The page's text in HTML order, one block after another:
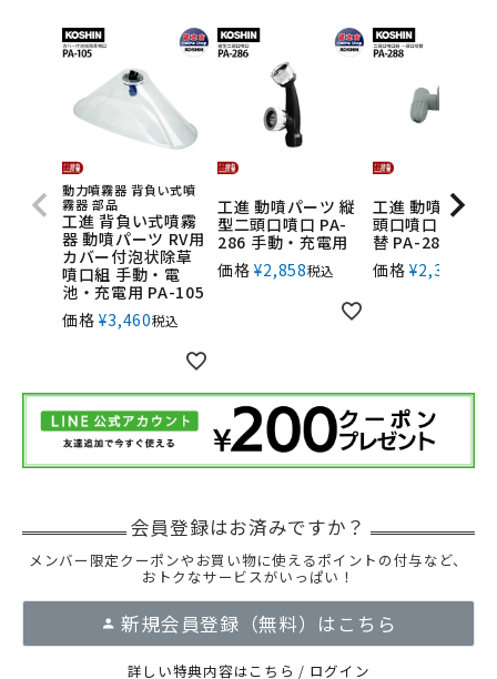
動力噴霧器 背負い式噴
霧器 部品
工進 背負い式噴霧
器 動噴パーツ RV用
カバー付泡状除草
噴口組 手動・電
池・充電用 PA-105
価格 ¥3,460税込
工進 動噴パーツ 縦
型二頭口噴口 PA-
286 手動・充電用
価格 ¥2,858税込
工進 動噴パーツ
頭口噴口 一頭口
替 PA-288 グレ
価格 ¥2,344
メンバー限定クーポンやお買い物に使えるポイントの付与など、
おトクなサービスがいっぱい！
新規会員登録（無料）はこちら
詳しい特典内容はこちら / ログイン